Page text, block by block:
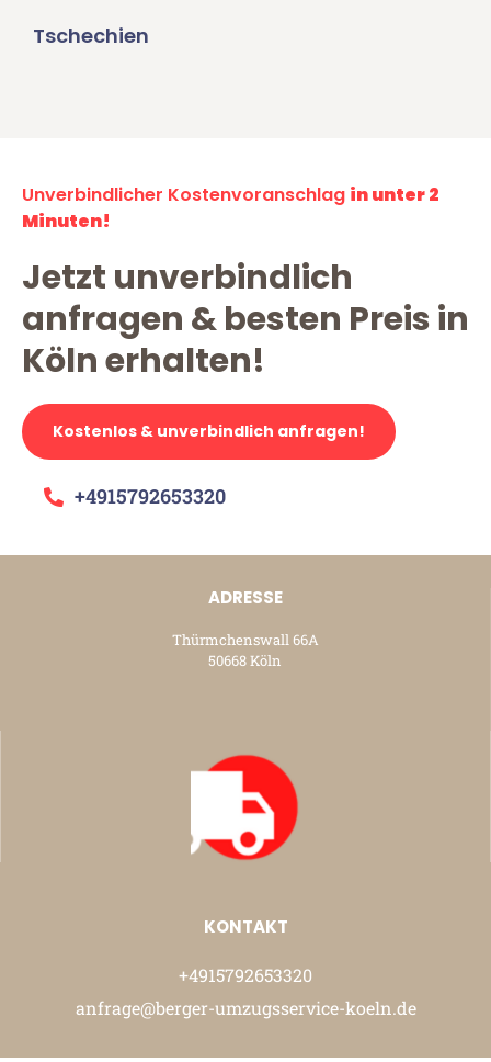
Tschechien
Unverbindlicher Kostenvoranschlag in unter 2
Minuten!
Jetzt unverbindlich
anfragen & besten Preis in
Köln erhalten!
Kostenlos & unverbindlich anfragen!
+4915792653320
ADRESSE
Thürmchenswall 66A
50668 Köln
KONTAKT
+4915792653320
anfrage@berger-umzugsservice-koeln.de